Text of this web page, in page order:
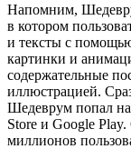
Напомним,
в котором
и тексты с
картинки и
содержательные
иллюстрацией.
Шедеврум попал
Store и Google
миллионов